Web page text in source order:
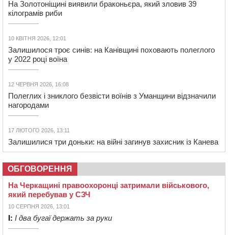
На Золотоніщині виявили браконьєра, який зловив 39
кілограмів риби
10 КВІТНЯ 2026, 12:01
Залишилося троє синів: на Канівщині поховають полеглого
у 2022 році воїна
12 ЧЕРВНЯ 2026, 16:08
Полеглих і зниклого безвісти воїнів з Уманщини відзначили
нагородами
17 ЛЮТОГО 2026, 13:11
Залишилися три доньки: на війні загинув захисник із Канева
ОБГОВОРЕННЯ
На Черкащині правоохоронці затримали військового,
який перебував у СЗЧ
10 СЕРПНЯ 2026, 13:01
І: І два бугаї держать за руки